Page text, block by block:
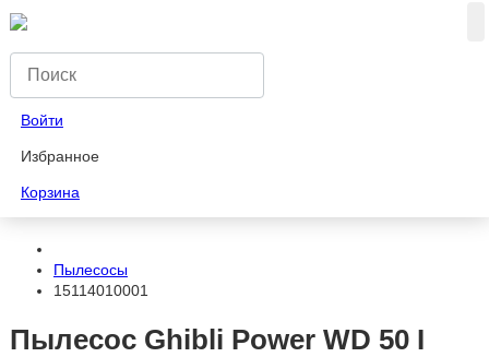
Войти
Избранное
Корзина
Пылесосы
15114010001
Пылесос Ghibli Power WD 50 I